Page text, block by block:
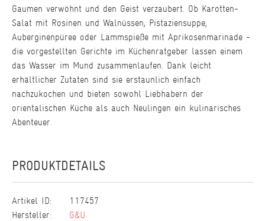
Gaumen verwöhnt und den Geist verzaubert. Ob Karotten-
Salat mit Rosinen und Walnüssen, Pistaziensuppe,
Auberginenpüree oder Lammspieße mit Aprikosenmarinade -
die vorgestellten Gerichte im Küchenratgeber lassen einem
das Wasser im Mund zusammenlaufen. Dank leicht
erhältlicher Zutaten sind sie erstaunlich einfach
nachzukochen und bieten sowohl Liebhabern der
orientalischen Küche als auch Neulingen ein kulinarisches
Abenteuer.
PRODUKTDETAILS
Artikel ID:
117457
Hersteller:
G&U